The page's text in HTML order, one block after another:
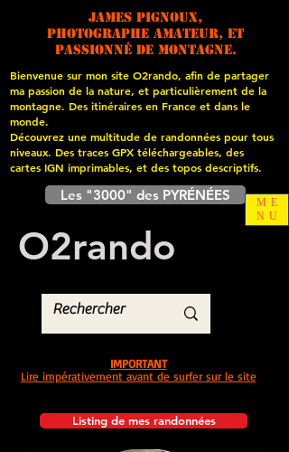
James PIGNOUX,
photographe amateur, et
passionné de montagne.
Bienvenue sur mon site O2rando, afin de partager
ma passion de la nature, et particulièrement de la
montagne. Des itinéraires en France et dans le
monde.
Découvrez une multitude de randonnées pour tous
niveaux. Des traces GPX téléchargeables, des
cartes IGN imprimables, et des topos descriptifs.
Les "3000" des PYRÉNÉES
O2rando
Listing de mes randonnées
IMPORTANT
Lire impérativement avant de surfer sur le site
ME
NU